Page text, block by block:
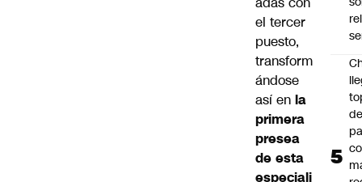
el tercer
puesto,
transform
ándose
así en la
primera
presea
de esta
especiali